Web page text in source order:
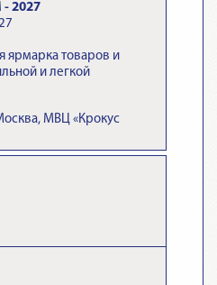
2027
ярмарка товаров и
и легкой
МВЦ «Крокус